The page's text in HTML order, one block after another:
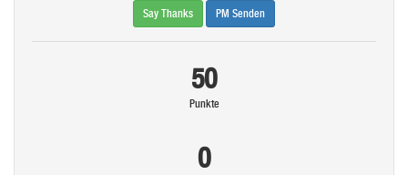
Say Thanks PM Senden
50
Punkte
0